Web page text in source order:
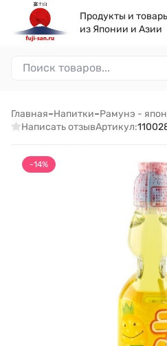
Продукты и
из Японии и Азии
Главная–Напитки–Рамунэ -
Написать отзывАртикул:
-14%